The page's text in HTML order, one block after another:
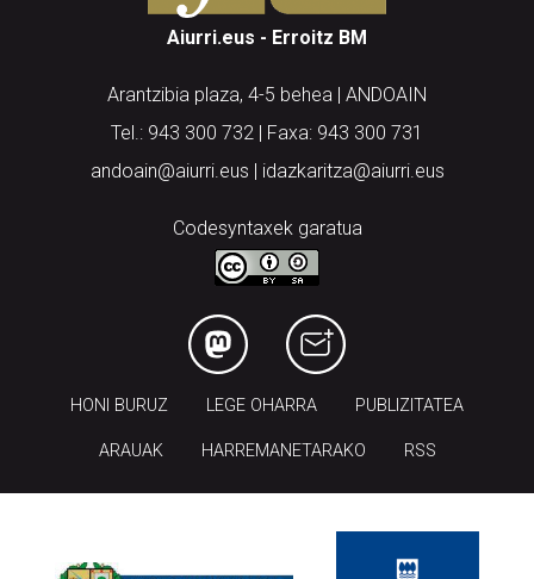
Aiurri.eus - Erroitz BM
Arantzibia plaza, 4-5 behea | ANDOAIN
Tel.: 943 300 732 | Faxa: 943 300 731
andoain@aiurri.eus | idazkaritza@aiurri.eus
Codesyntaxek garatua
HONI BURUZ LEGE OHARRA PUBLIZITATEA
ARAUAK HARREMANETARAKO RSS